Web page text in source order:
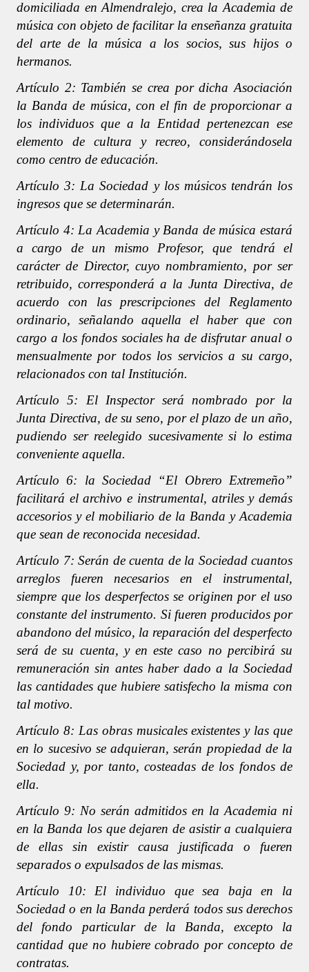
domiciliada en Almendralejo, crea la Academia de
música con objeto de facilitar la enseñanza gratuita
del arte de la música a los socios, sus hijos o
hermanos.
Artículo 2: También se crea por dicha Asociación
la Banda de música, con el fin de proporcionar a
los individuos que a la Entidad pertenezcan ese
elemento de cultura y recreo, considerándosela
como centro de educación.
Artículo 3: La Sociedad y los músicos tendrán los
ingresos que se determinarán.
Artículo 4: La Academia y Banda de música estará
a cargo de un mismo Profesor, que tendrá el
carácter de Director, cuyo nombramiento, por ser
retribuido, corresponderá a la Junta Directiva, de
acuerdo con las prescripciones del Reglamento
ordinario, señalando aquella el haber que con
cargo a los fondos sociales ha de disfrutar anual o
mensualmente por todos los servicios a su cargo,
relacionados con tal Institución.
Artículo 5: El Inspector será nombrado por la
Junta Directiva, de su seno, por el plazo de un año,
pudiendo ser reelegido sucesivamente si lo estima
conveniente aquella.
Artículo 6: la Sociedad “El Obrero Extremeño”
facilitará el archivo e instrumental, atriles y demás
accesorios y el mobiliario de la Banda y Academia
que sean de reconocida necesidad.
Artículo 7: Serán de cuenta de la Sociedad cuantos
arreglos fueren necesarios en el instrumental,
siempre que los desperfectos se originen por el uso
constante del instrumento. Si fueren producidos por
abandono del músico, la reparación del desperfecto
será de su cuenta, y en este caso no percibirá su
remuneración sin antes haber dado a la Sociedad
las cantidades que hubiere satisfecho la misma con
tal motivo.
Artículo 8: Las obras musicales existentes y las que
en lo sucesivo se adquieran, serán propiedad de la
Sociedad y, por tanto, costeadas de los fondos de
ella.
Artículo 9: No serán admitidos en la Academia ni
en la Banda los que dejaren de asistir a cualquiera
de ellas sin existir causa justificada o fueren
separados o expulsados de las mismas.
Artículo 10: El individuo que sea baja en la
Sociedad o en la Banda perderá todos sus derechos
del fondo particular de la Banda, excepto la
cantidad que no hubiere cobrado por concepto de
contratas.